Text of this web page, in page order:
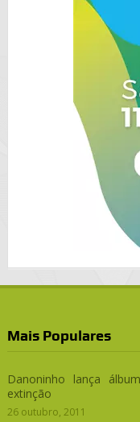
Mais Populares
Danoninho lança
extinção
26 outubro, 2011